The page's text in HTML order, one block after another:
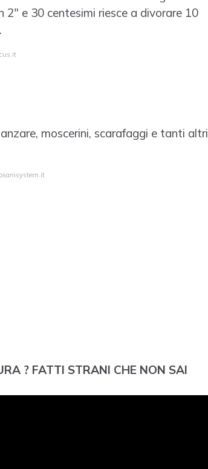
e 30 centesimi riesce a divorare 10
moscerini, scarafaggi e tanti altri
? FATTI STRANI CHE NON SAI